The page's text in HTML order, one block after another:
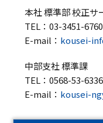
本社 標準部 校正サ
TEL：03-3451-
E-mail： kousei-
中部支社 標準課
TEL：0568-53-
E-mail： kousei-